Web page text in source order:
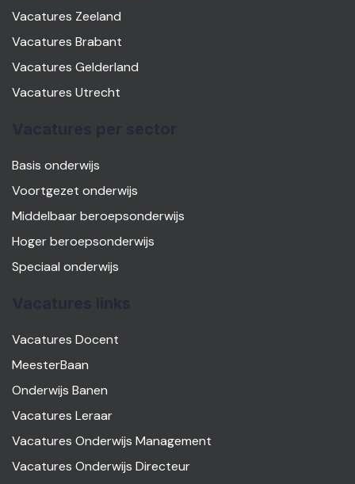
Vacatures Zeeland
Vacatures Brabant
Vacatures Gelderland
Vacatures Utrecht
Basis onderwijs
Voortgezet onderwijs
Middelbaar beroepsonderwijs
Hoger beroepsonderwijs
Speciaal onderwijs
Vacatures Docent
MeesterBaan
Onderwijs Banen
Vacatures Leraar
Vacatures Onderwijs Management
Vacatures Onderwijs Directeur